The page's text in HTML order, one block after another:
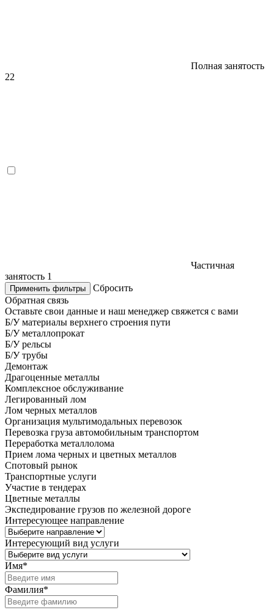
Полная занятость
22
Частичная
занятость 1
Применить фильтры
Сбросить
Обратная связь
Оставьте свои данные и наш менеджер свяжется с вами
Б/У материалы верхнего строения пути
Б/У металлопрокат
Б/У рельсы
Б/У трубы
Демонтаж
Драгоценные металлы
Комплексное обслуживание
Легированный лом
Лом черных металлов
Организация мультимодальных перевозок
Перевозка груза автомобильным транспортом
Переработка металлолома
Прием лома черных и цветных металлов
Спотовый рынок
Транспортные услуги
Участие в тендерах
Цветные металлы
Экспедирование грузов по железной дороге
Интересующее направление
Интересующий вид услуги
Имя*
Фамилия*